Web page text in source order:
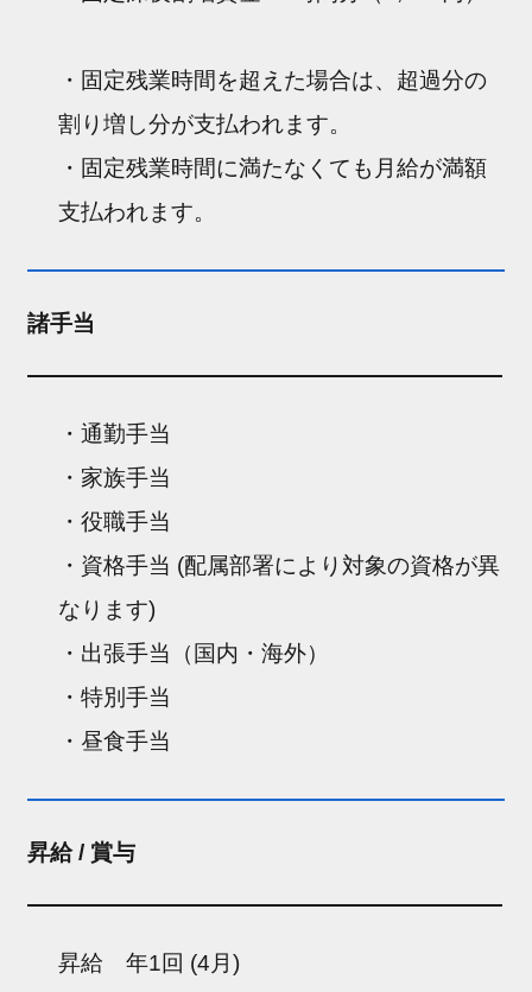
・固定残業時間を超えた場合は、超過分の
割り増し分が支払われます。
・固定残業時間に満たなくても月給が満額
支払われます。
諸手当
・通勤手当
・家族手当
・役職手当
・資格手当 (配属部署により対象の資格が異
なります)
・出張手当（国内・海外）
・特別手当
・昼食手当
昇給 / 賞与
昇給 年1回 (4月)